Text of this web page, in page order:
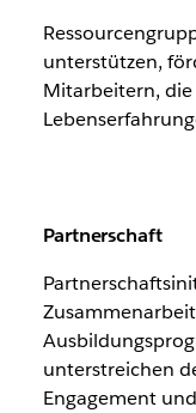
unterstützen,
Mitarbeitern, die
Partnerschaft
unterstreichen
Engagement